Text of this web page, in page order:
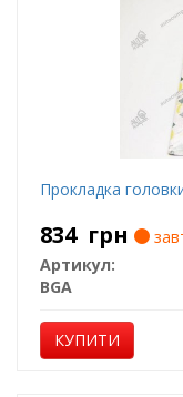
Прокладка
834 грн
Артикул:
BGA
КУПИТИ